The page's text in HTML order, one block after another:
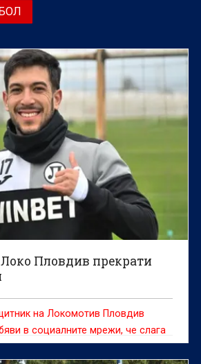
Пловдив прекрати
на Локомотив Пловдив
в социалните мрежи, че слага
си футболна кариера